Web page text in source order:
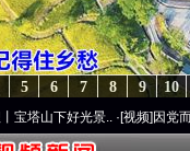
10
9
8
7
6
5
光景..·[视频]因党而生 为党